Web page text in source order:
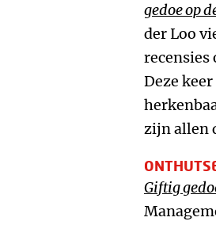
gedoe op
der Loo
recensies
Deze
zijn allen
Giftig